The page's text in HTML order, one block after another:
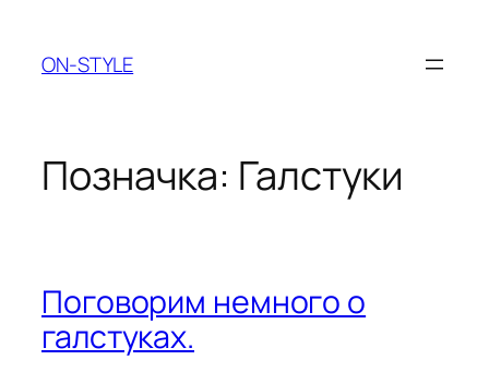
вмісту
ON-STYLE
Позначка: Галстуки
Поговорим немного о
галстуках.